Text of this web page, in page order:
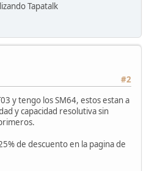
Tapatalk
#2
y tengo los SM64, estos estan a
y capacidad resolutiva sin
de descuento en la pagina de